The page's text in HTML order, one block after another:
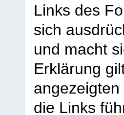
Links des
sich
und macht
Erklärung
die Links